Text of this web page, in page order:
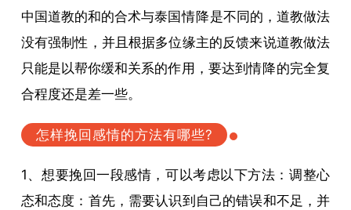
中国道教的和的合术与泰国情降是不同的，道教做法
没有强制性，并且根据多位缘主的反馈来说道教做法
只能是以帮你缓和关系的作用，要达到情降的完全复
合程度还是差一些。
怎样挽回感情的方法有哪些?
1、想要挽回一段感情，可以考虑以下方法：调整心
态和态度：首先，需要认识到自己的错误和不足，并